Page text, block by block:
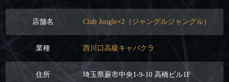
店舗名 Club Jungle×2（ジャングルジャングル）
業種 西川口高級キャバクラ
住所 埼玉県蕨市中央1-9-10 高橋ビル1F